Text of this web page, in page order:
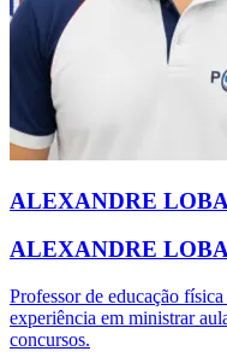
ALEXANDRE
ALEXANDRE
Professor de educação
experiência em ministrar
concursos.